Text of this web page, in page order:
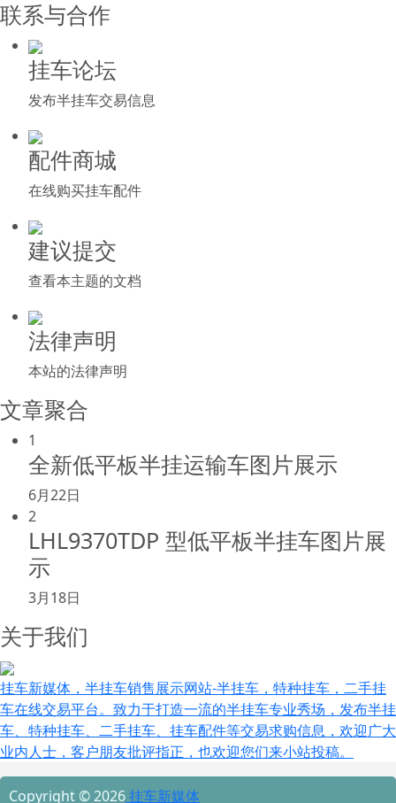
联系与合作
挂车论坛
发布半挂车交易信息
配件商城
在线购买挂车配件
建议提交
查看本主题的文档
法律声明
本站的法律声明
文章聚合
1
全新低平板半挂运输车图片展示
6月22日
2
LHL9370TDP 型低平板半挂车图片展
示
3月18日
关于我们
挂车新媒体，半挂车销售展示网站-半挂车，特种挂车，二手挂
车在线交易平台。致力于打造一流的半挂车专业秀场，发布半挂
车、特种挂车、二手挂车、挂车配件等交易求购信息，欢迎广大
业内人士，客户朋友批评指正，也欢迎您们来小站投稿。
Copyright © 2026挂车新媒体